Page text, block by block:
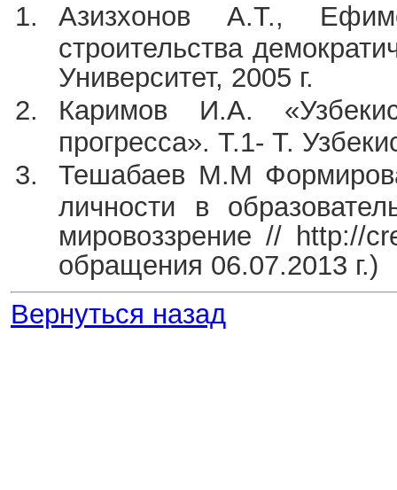
Азизхонов А.Т.,
строительства
Университет, 2005 г.
Каримов И.А.
прогресса». Т.1- Т.
Тешабаев М.М
личности в
мировоззрение // http://
обращения 06.07.2013 г.)
Вернуться назад